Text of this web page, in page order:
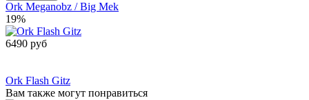
Ork Meganobz / Big Mek
19%
6490 руб
Ork Flash Gitz
Вам также могут понравиться